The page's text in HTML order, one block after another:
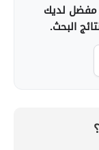
لديك
البحث.